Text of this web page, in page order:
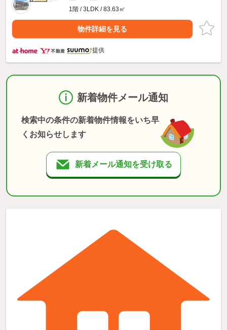
1階 / 3LDK / 83.63㎡
物件詳細を見る
提供
新着物件メール通知
検索中の条件の新着物件情報をいち早
くお知らせします
新着メール通知を受け取る